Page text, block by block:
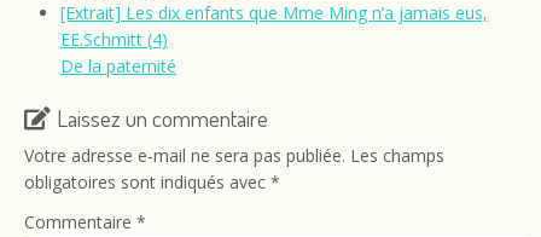
[Extrait] Les dix enfants que Mme Ming n’a jamais eus,
EE.Schmitt (4)
De la paternité
Laissez un commentaire
Votre adresse e-mail ne sera pas publiée. Les champs
obligatoires sont indiqués avec *
Commentaire *